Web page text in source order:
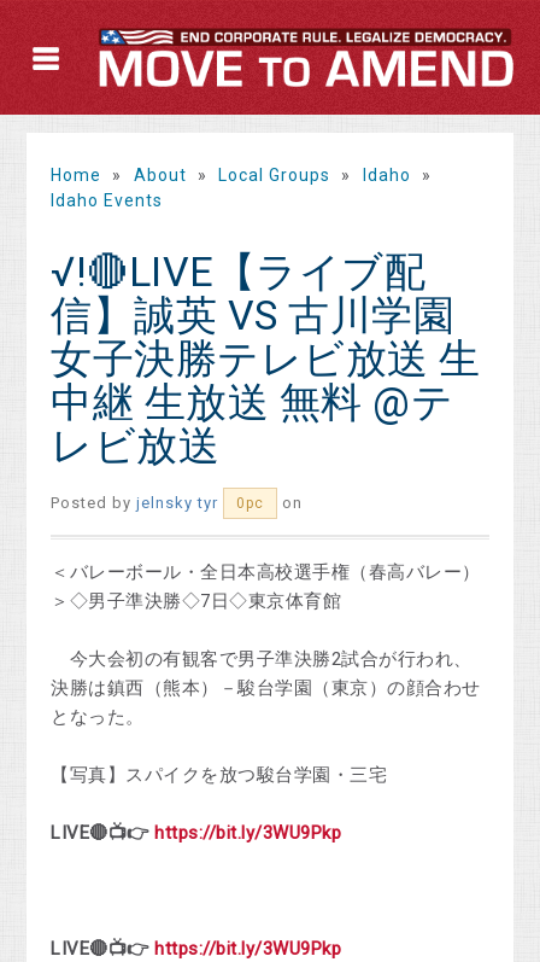
Home » About » Local Groups » Idaho
»
Idaho Events
√!🔴LIVE【ライブ配
信】誠英 VS 古川学園
女子決勝テレビ放送 生
中継 生放送 無料 @テ
レビ放送
Posted byjelnsky tyr 0pc on
＜バレーボール・全日本高校選手権（春高バレー）
＞◇男子準決勝◇7日◇東京体育館
今大会初の有観客で男子準決勝2試合が行われ、
決勝は鎮西（熊本）－駿台学園（東京）の顔合わせ
となった。
【写真】スパイクを放つ駿台学園・三宅
LIVE🔴📺👉 https://bit.ly/3WU9Pkp
LIVE🔴📺👉 https://bit.ly/3WU9Pkp